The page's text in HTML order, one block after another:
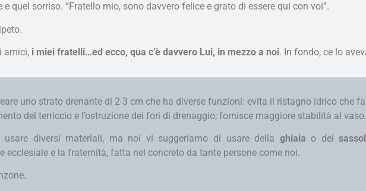
quel sorriso. “Fratello mio, sono davvero felice e grato di essere qui con voi”.
amici, i miei fratelli…ed ecco, qua c’è davvero Lui, in mezzo a noi. In fondo, ce lo
uno strato drenante di 2-3 cm che ha diverse funzioni: evita il ristagno idrico che
del terriccio e l’ostruzione dei fori di drenaggio; fornisce maggiore stabilità al vaso.
usare diversi materiali, ma noi vi suggeriamo di usare della ghiaia o dei
ecclesiale e la fraternità, fatta nel concreto da tante persone come noi.